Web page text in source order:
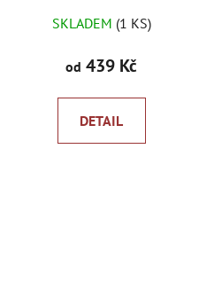
SKLADEM (1 KS)
od 439 Kč
DETAIL